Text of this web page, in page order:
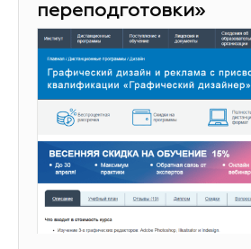
переподготовки»